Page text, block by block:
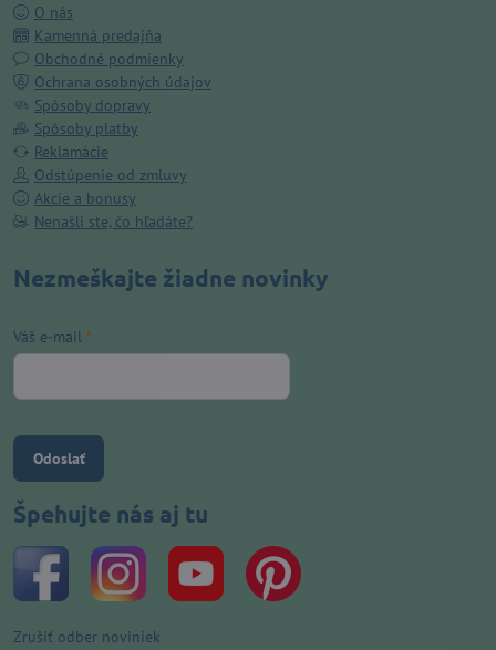
O nás
Kamenná predajňa
Obchodné podmienky
Ochrana osobných údajov
Spôsoby dopravy
Spôsoby platby
Reklamácie
Odstúpenie od zmluvy
Akcie a bonusy
Nenašli ste, čo hľadáte?
Nezmeškajte žiadne novinky
Váš e-mail *
Odoslať
Špehujte nás aj tu
Zrušiť odber noviniek